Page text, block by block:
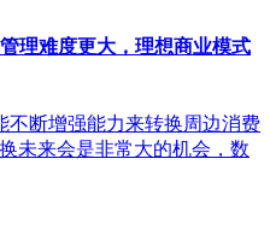
理难度更大，理想商业模式
不断增强能力来转换周边消费
未来会是非常大的机会，数